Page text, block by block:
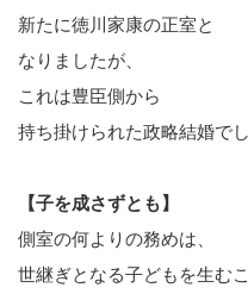
新たに徳川家康の正室と
なりましたが、
これは豊臣側から
持ち掛けられた政略結婚でし
【子を成さずとも】
側室の何よりの務めは、
世継ぎとなる子どもを生むこ